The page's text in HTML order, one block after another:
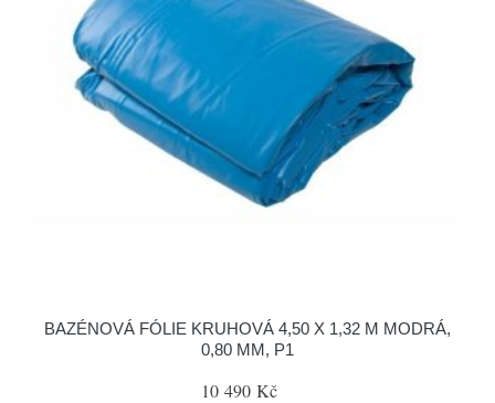
BAZÉNOVÁ FÓLIE KRUHOVÁ 4,50 X 1,32 M MODRÁ,
0,80 MM, P1
10 490 Kč